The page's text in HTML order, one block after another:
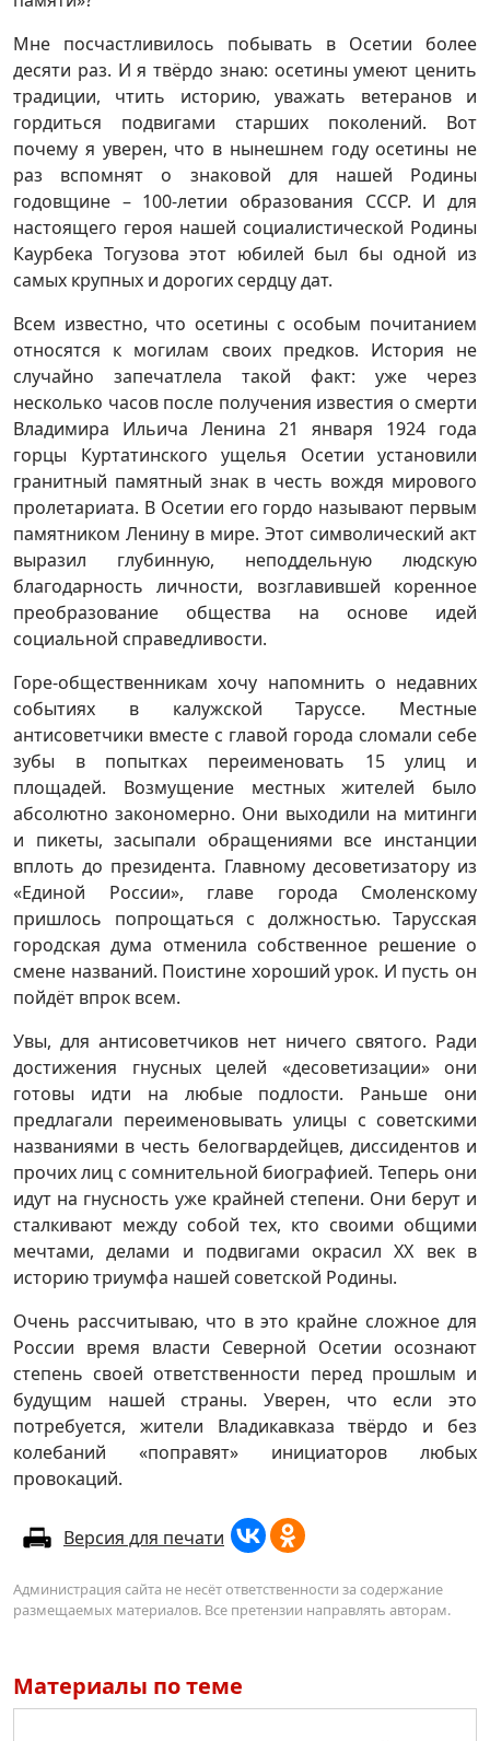
Мне посчастливилось побывать в Осетии более
десяти раз. И я твёрдо знаю: осетины умеют ценить
традиции, чтить историю, уважать ветеранов и
гордиться подвигами старших поколений. Вот
почему я уверен, что в нынешнем году осетины не
раз вспомнят о знаковой для нашей Родины
годовщине – 100-летии образования СССР. И для
настоящего героя нашей социалистической Родины
Каурбека Тогузова этот юбилей был бы одной из
самых крупных и дорогих сердцу дат.
Всем известно, что осетины с особым почитанием
относятся к могилам своих предков. История не
случайно запечатлела такой факт: уже через
несколько часов после получения известия о смерти
Владимира Ильича Ленина 21 января 1924 года
горцы Куртатинского ущелья Осетии установили
гранитный памятный знак в честь вождя мирового
пролетариата. В Осетии его гордо называют первым
памятником Ленину в мире. Этот символический акт
выразил глубинную, неподдельную людскую
благодарность личности, возглавившей коренное
преобразование общества на основе идей
социальной справедливости.
Горе-общественникам хочу напомнить о недавних
событиях в калужской Таруссе. Местные
антисоветчики вместе с главой города сломали себе
зубы в попытках переименовать 15 улиц и
площадей. Возмущение местных жителей было
абсолютно закономерно. Они выходили на митинги
и пикеты, засыпали обращениями все инстанции
вплоть до президента. Главному десоветизатору из
«Единой России», главе города Смоленскому
пришлось попрощаться с должностью. Тарусская
городская дума отменила собственное решение о
смене названий. Поистине хороший урок. И пусть он
пойдёт впрок всем.
Увы, для антисоветчиков нет ничего святого. Ради
достижения гнусных целей «десоветизации» они
готовы идти на любые подлости. Раньше они
предлагали переименовывать улицы с советскими
названиями в честь белогвардейцев, диссидентов и
прочих лиц с сомнительной биографией. Теперь они
идут на гнусность уже крайней степени. Они берут и
сталкивают между собой тех, кто своими общими
мечтами, делами и подвигами окрасил ХХ век в
историю триумфа нашей советской Родины.
Очень рассчитываю, что в это крайне сложное для
России время власти Северной Осетии осознают
степень своей ответственности перед прошлым и
будущим нашей страны. Уверен, что если это
потребуется, жители Владикавказа твёрдо и без
колебаний «поправят» инициаторов любых
провокаций.
Версия для печати
Администрация сайта не несёт ответственности за содержание
размещаемых материалов. Все претензии направлять авторам.
Материалы по теме